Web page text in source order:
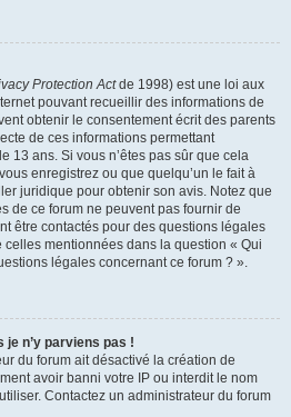
Protection Actde 1998) est une loi aux
pouvant recueillir des informations de
obtenir le consentement écrit des parents
de ces informations permettant
13 ans. Si vous n’êtes pas sûr que cela
enregistrez ou que quelqu’un le fait à
juridique pour obtenir son avis. Notez que
de ce forum ne peuvent pas fournir de
être contactés pour des questions légales
celles mentionnées dans la question « Qui
légales concernant ce forum ? ».
je n’y parviens pas !
du forum ait désactivé la création de
avoir banni votre IP ou interdit le nom
Contactez un administrateur du forum